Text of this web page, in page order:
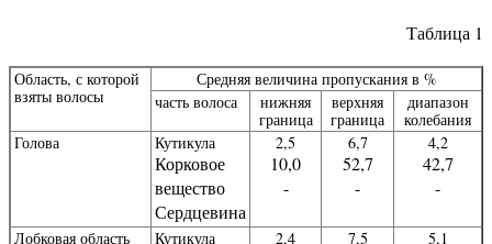
Таблица 1
Область, с которой
взяты волосы
Средняя величина пропускания в %
часть волоса
нижняя
граница
верхняя
граница
диапазон
колебания
Голова
Кутикула
Корковое
вещество
Сердцевина
2,5
10,0
-
6,7
52,7
-
4,2
42,7
-
Лобковая область Кутикула 2,4 7,5 5,1